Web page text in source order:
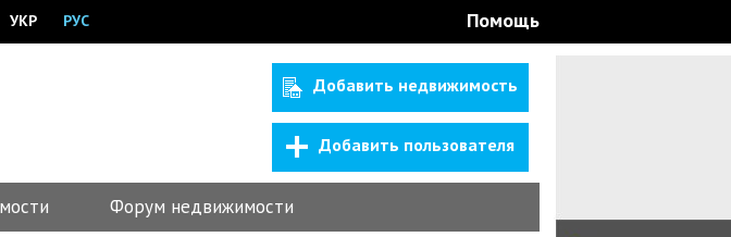
УКР РУС Помощь
Добавить недвижимость
Добавить пользователя
Форум недвижимости